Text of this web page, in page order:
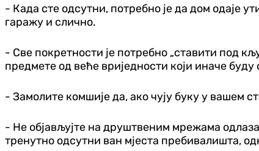
- Када сте одсутни, потребно је да дом одаје
гаражу и слично.
- Све покретности је потребно „ставити под
предмете од веће вриједности који иначе буду
- Замолите комшије да, ако чују буку у вашем
- Не објављујте на друштвеним мрежама
тренутно одсутни ван мјеста пребивалишта,